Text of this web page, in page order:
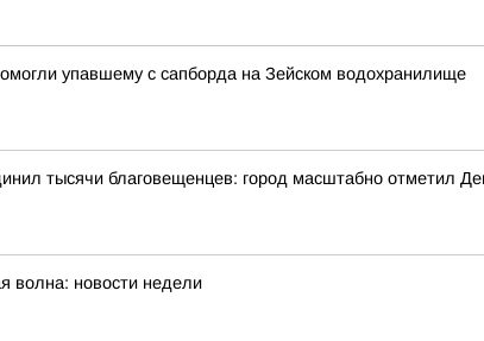
упавшему с сапборда на Зейском водохранилище
тысячи благовещенцев: город масштабно отметил
волна: новости недели